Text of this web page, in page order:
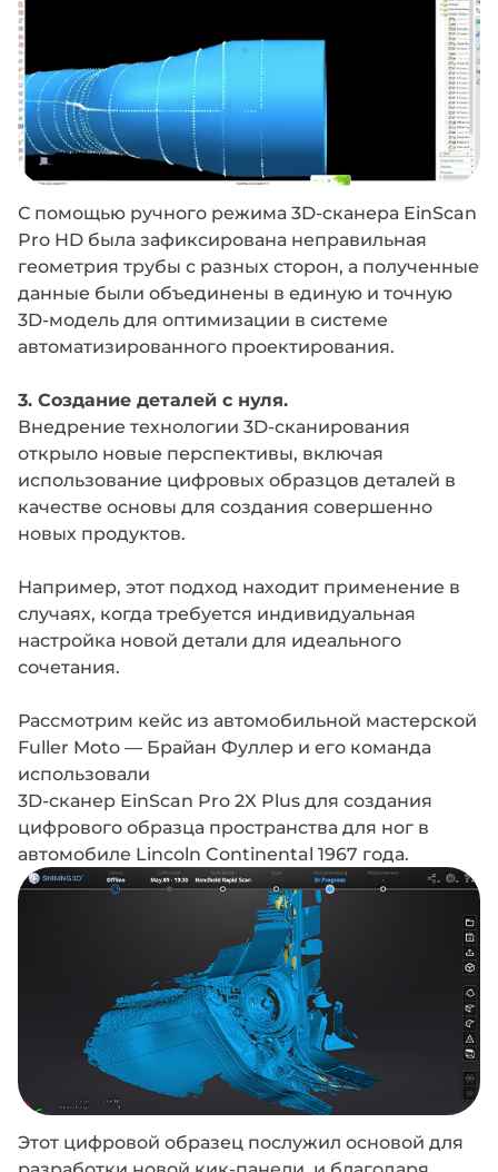
С помощью ручного режима 3D-сканера EinScan
Pro HD была зафиксирована неправильная
геометрия трубы с разных сторон, а полученные
данные были объединены в единую и точную
3D-модель для оптимизации в системе
автоматизированного проектирования.
3. Создание деталей с нуля.
Внедрение технологии 3D-сканирования
открыло новые перспективы, включая
использование цифровых образцов деталей в
качестве основы для создания совершенно
новых продуктов.
Например, этот подход находит применение в
случаях, когда требуется индивидуальная
настройка новой детали для идеального
сочетания.
Рассмотрим кейс из автомобильной мастерской
Fuller Moto — Брайан Фуллер и его команда
использовали
3D-сканер EinScan Pro 2X Plus для создания
цифрового образца пространства для ног в
автомобиле Lincoln Continental 1967 года.
Этот цифровой образец послужил основой для